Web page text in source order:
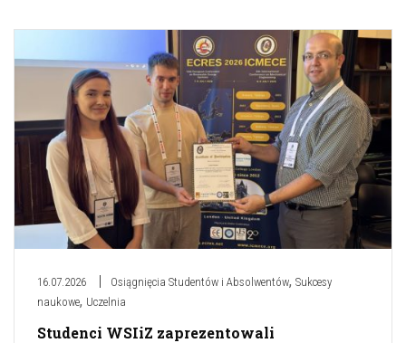
16.07.2026 Osiągnięcia Studentów i Absolwentów, Sukcesy
naukowe, Uczelnia
Studenci WSIiZ zaprezentowali